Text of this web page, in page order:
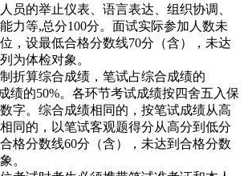
员的举止仪表、语言表达、组织协调、
力等,总分100分。面试实际参加人数未
，设最低合格分数线70分（含），未达
为体检对象。
折算综合成绩，笔试占综合成绩的
绩的50%。各环节考试成绩按四舍五入保
字。综合成绩相同的，按笔试成绩从高
同的，以笔试客观题得分从高分到低分
格分数线60分（含），未达到合格分数
。